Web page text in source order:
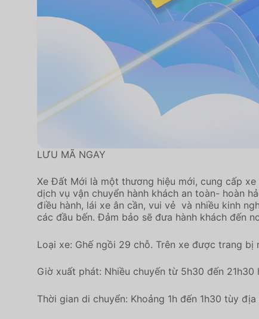
LƯU MÃ NGAY
Xe Đất Mới là một thương hiệu mới, cung cấp
dịch vụ vận chuyển hành khách an toàn- hoàn
điều hành, lái xe ân cần, vui vẻ và nhiều kinh
các đầu bến. Đảm bảo sẽ đưa hành khách đến
Loại xe: Ghế ngồi 29 chỗ. Trên xe được trang
Giờ xuất phát: Nhiều chuyến từ 5h30 đến 21h30
Thời gian di chuyển: Khoảng 1h đến 1h30 tùy